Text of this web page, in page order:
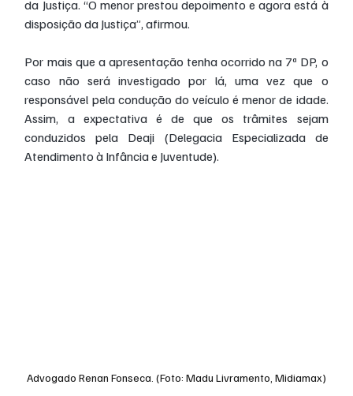
da Justiça. “O menor prestou depoimento e agora está à
disposição da Justiça”, afirmou.
Por mais que a apresentação tenha ocorrido na 7ª DP, o
caso não será investigado por lá, uma vez que o
responsável pela condução do veículo é menor de idade.
Assim, a expectativa é de que os trâmites sejam
conduzidos pela Deaji (Delegacia Especializada de
Atendimento à Infância e Juventude).
Advogado Renan Fonseca. (Foto: Madu Livramento, Midiamax)